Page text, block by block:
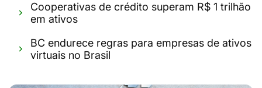
Cooperativas de crédito superam R$ 1 trilhão
em ativos
BC endurece regras para empresas de ativos
virtuais no Brasil